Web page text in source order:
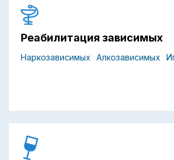
Реабилитация зависимых
Наркозависимых Алкозависимых